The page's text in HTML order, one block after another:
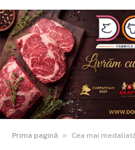
Prima pagină » Cea mai medaliată canotoare din lume,